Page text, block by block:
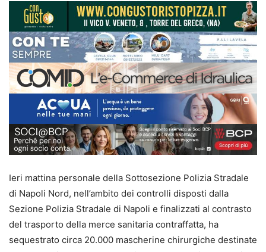
Ieri mattina personale della Sottosezione Polizia Stradale
di Napoli Nord, nell’ambito dei controlli disposti dalla
Sezione Polizia Stradale di Napoli e finalizzati al contrasto
del trasporto della merce sanitaria contraffatta, ha
sequestrato circa 20.000 mascherine chirurgiche destinate